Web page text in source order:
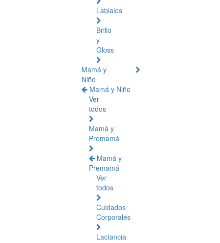
Labiales
Brillo
y
Gloss
Mamá y
Niño
Mamá y Niño
Ver
todos
Mamá y
Premamá
Mamá y
Premamá
Ver
todos
Cuidados
Corporales
Lactancia